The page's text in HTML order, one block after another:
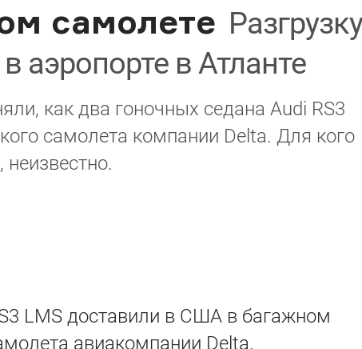
самолете Разгрузку
аэропорте в Атланте
как два гоночных седана Audi RS3
самолета компании Delta. Для кого
LMS доставили в США в багажном
авиакомпании Delta.